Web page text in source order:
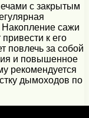
с закрытым
сажи
к его
повлечь за собой
и повышенное
рекомендуется
дымоходов по